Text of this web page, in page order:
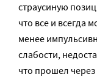
страусиную
что все и всегда
менее
слабости,
что прошел